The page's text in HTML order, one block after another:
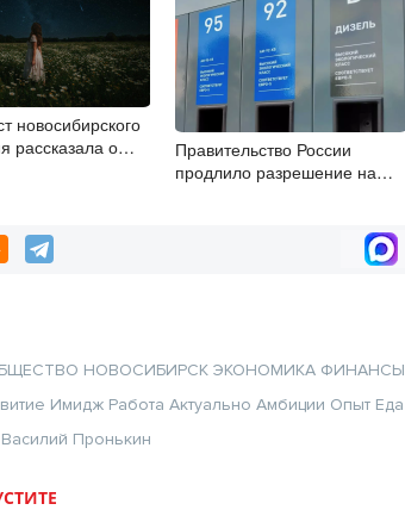
новосибирского
рассказала о
Правительство России
продлило разрешение на
НОВОСИБИРСК ЭКОНОМИКА ФИНАНСЫ
Имидж Работа Актуально Амбиции Опыт Еда
Василий Пронькин